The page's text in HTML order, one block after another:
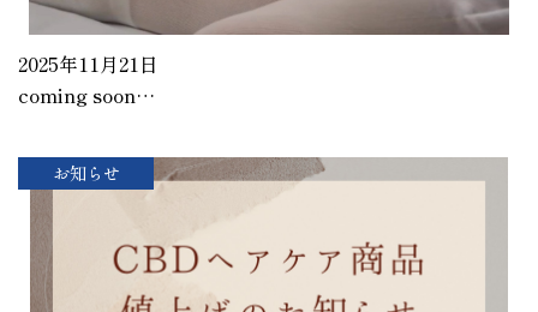
2025年11月21日
coming soon…
お知らせ